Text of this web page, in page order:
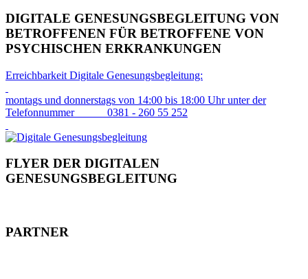
DIGITALE GENESUNGSBEGLEITUNG VON
BETROFFENEN FÜR BETROFFENE VON
PSYCHISCHEN ERKRANKUNGEN
Erreichbarkeit Digitale Genesungsbegleitung:
montags und donnerstags von 14:00 bis 18:00 Uhr unter der
Telefonnummer 0381 - 260 55 252
FLYER DER DIGITALEN
GENESUNGSBEGLEITUNG
PARTNER